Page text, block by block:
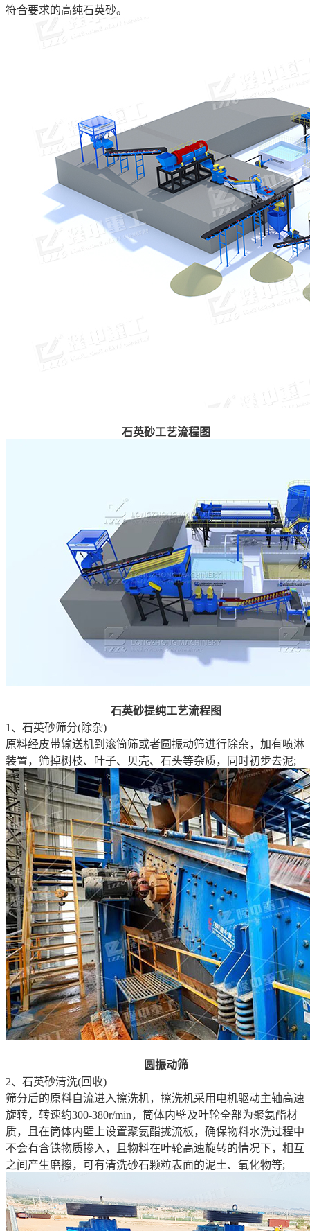
符合要求的高纯石英砂。
石英砂工艺流程图
石英砂提纯工艺流程图
1、石英砂筛分(除杂)
原料经皮带输送机到滚筒筛或者圆振动筛进行除杂，加有喷淋
装置，筛掉树枝、叶子、贝壳、石头等杂质，同时初步去泥;
圆振动筛
2、石英砂清洗(回收)
筛分后的原料自流进入擦洗机，擦洗机采用电机驱动主轴高速
旋转，转速约300-380r/min，筒体内壁及叶轮全部为聚氨酯材
质，且在筒体内壁上设置聚氨酯拢流板，确保物料水洗过程中
不会有含铁物质掺入，且物料在叶轮高速旋转的情况下，相互
之间产生磨擦，可有清洗砂石颗粒表面的泥土、氧化物等;